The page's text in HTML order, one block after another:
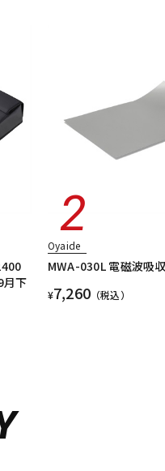
月下
Oyaide
MWA-030L 電磁波吸
¥7,260 （税込）